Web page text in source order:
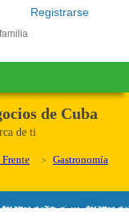
Registrarse
de Cuba
de ti
Gastronomía